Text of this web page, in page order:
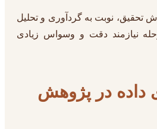
نوبت به گردآوری و تحلیل
نیازمند دقت و وسواس زیادی
داده در پژوهش